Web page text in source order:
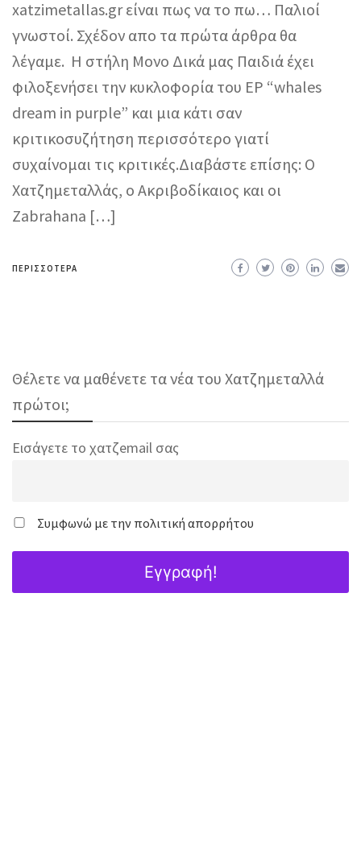
xatzimetallas.gr είναι πως να το πω… Παλιοί
γνωστοί. Σχέδον απο τα πρώτα άρθρα θα
λέγαμε. Η στήλη Μονο Δικά μας Παιδιά έχει
φιλοξενήσει την κυκλοφορία του EP “whales
dream in purple” και μια κάτι σαν
κριτικοσυζήτηση περισσότερο γιατί
συχαίνομαι τις κριτικές.Διαβάστε επίσης: Ο
Χατζημεταλλάς, ο Ακριβοδίκαιος και οι
Zabrahana […]
ΠΕΡΙΣΣΌΤΕΡΑ
Θέλετε να μαθένετε τα νέα του Χατζημεταλλά
πρώτοι;
Εισάγετε το χατζemail σας
Συμφωνώ με την πολιτική απορρήτου